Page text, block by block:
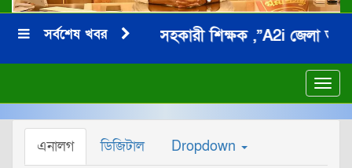
সর্বশেষ খবর
জনাব মনিরুল ইসলাম সহকারী শিক্ষক ,”A2i জেলা
এনালগ ডিজিটাল Dropdown